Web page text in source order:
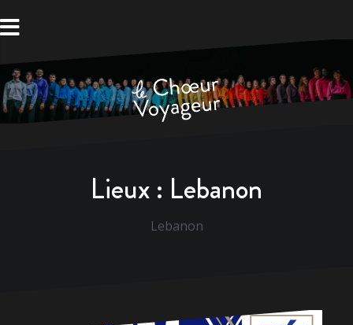
au
Lieux : Lebanon
Lebanon